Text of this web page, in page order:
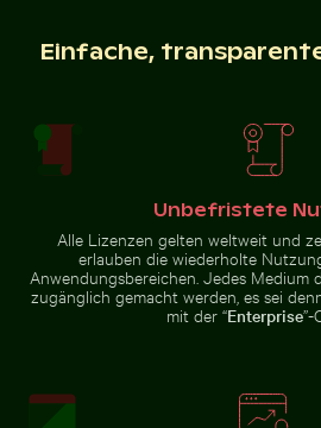
Steinskulpturen von
Roter Nagellack auf Sandstrand
Roter Nagellack auf
Sandstrand Bergziege
auf
Felsklippe
Abstrakter Wald mit
Einfache,
Unbefristete
Alle Lizenzen gelten weltweit und
erlauben die wiederholte
Anwendungsbereichen. Jedes Medium
zugänglich gemacht werden, es sei
mit der “Enterprise”-